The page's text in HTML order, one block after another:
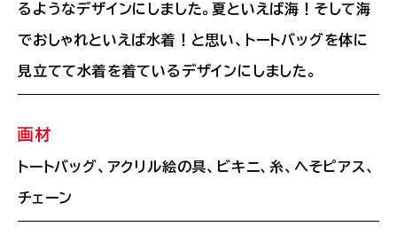
るようなデザインにしました。夏といえば海！そして海
でおしゃれといえば水着！と思い、トートバッグを体に
見立てて水着を着ているデザインにしました。
画材
トートバッグ、アクリル絵の具、ビキニ、糸、へそピアス、
チェーン